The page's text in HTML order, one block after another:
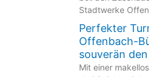
Stadtwerke
Perfekter
Offenbach-
souverän
Mit einer